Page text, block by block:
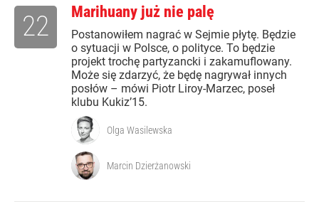
Marihuany już nie palę
Postanowiłem nagrać w Sejmie płytę. Będzie
o sytuacji w Polsce, o polityce. To będzie
projekt trochę partyzancki i zakamuflowany.
Może się zdarzyć, że będę nagrywał innych
posłów – mówi Piotr Liroy-Marzec, poseł
klubu Kukiz’15.
22
Olga Wasilewska
Marcin Dzierżanowski